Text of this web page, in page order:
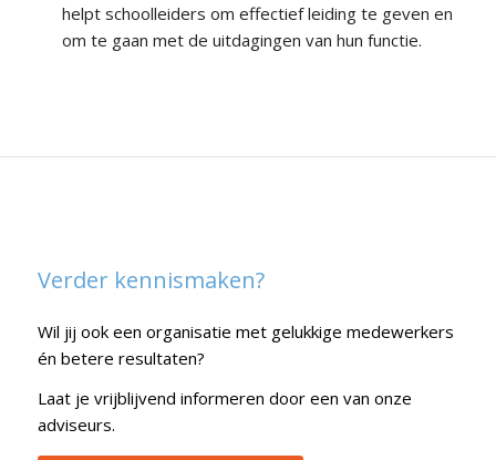
helpt schoolleiders om effectief leiding te geven en
om te gaan met de uitdagingen van hun functie.
Verder kennismaken?
Wil jij ook een organisatie met gelukkige medewerkers
én betere resultaten?
Laat je vrijblijvend informeren door een van onze
adviseurs.